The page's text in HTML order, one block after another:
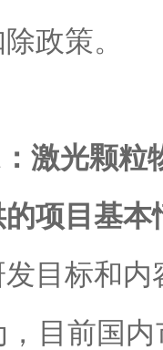
政策。
激光颗粒
项目基本
目标和内
前国内